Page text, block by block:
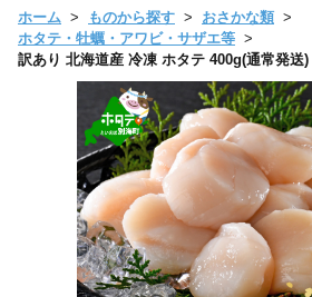
ホーム ものから探す
おさかな類
ホタテ・牡蠣・アワビ・サザエ等
訳あり 北海道産 冷凍 ホタテ 400g(通常発送)